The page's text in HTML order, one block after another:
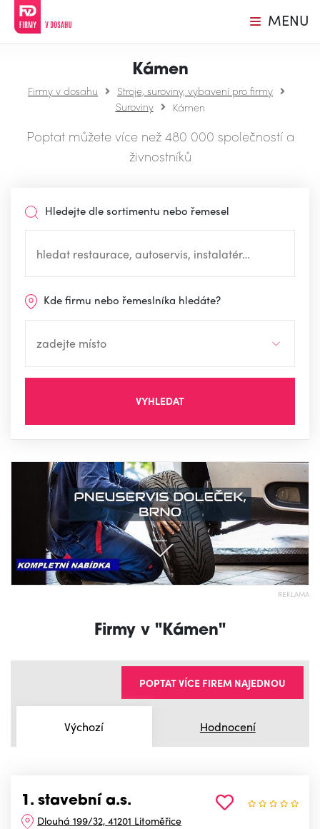
MENU
Kámen
Firmy v dosahu
Stroje, suroviny, vybavení pro firmy
Suroviny
Kámen
Poptat můžete více než 480 000 společností a
živnostníků
Hledejte dle sortimentu nebo řemesel
Kde firmu nebo řemeslníka hledáte?
VYHLEDAT
REKLAMA
Firmy v "Kámen"
Výchozí Hodnocení
POPTAT VÍCE FIREM NAJEDNOU
1. stavební a.s.
Dlouhá 199/32, 41201 Litoměřice